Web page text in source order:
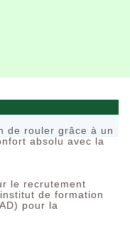
de rouler grâce à un
absolu avec la
le recrutement
de formation
pour la